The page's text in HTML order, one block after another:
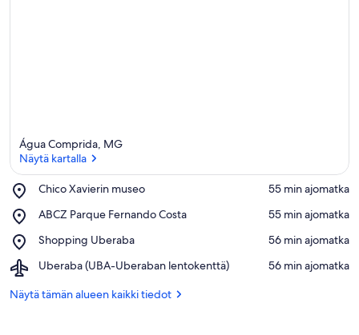
Água Comprida, MG
Näytä kartalla
Chico Xavierin museo
Place,
Xavierin
‪55 min ajomatka‬
ABCZ Parque Fernando Costa
Place,
Parque
Costa
‪55 min ajomatka‬
Shopping Uberaba
Place,
Uberaba
‪56 min ajomatka‬
Uberaba (UBA-Uberaban lentokenttä)
Airport,
(UBA-
‪56 min ajomatka‬
Näytä tämän alueen kaikki tiedot